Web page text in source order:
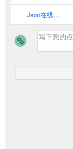
Json在线解析格式化-Json在线解析校验Json格式化压缩-Json解析